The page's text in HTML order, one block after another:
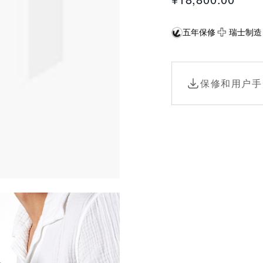
五年保修 瑞士制造
保修和用户